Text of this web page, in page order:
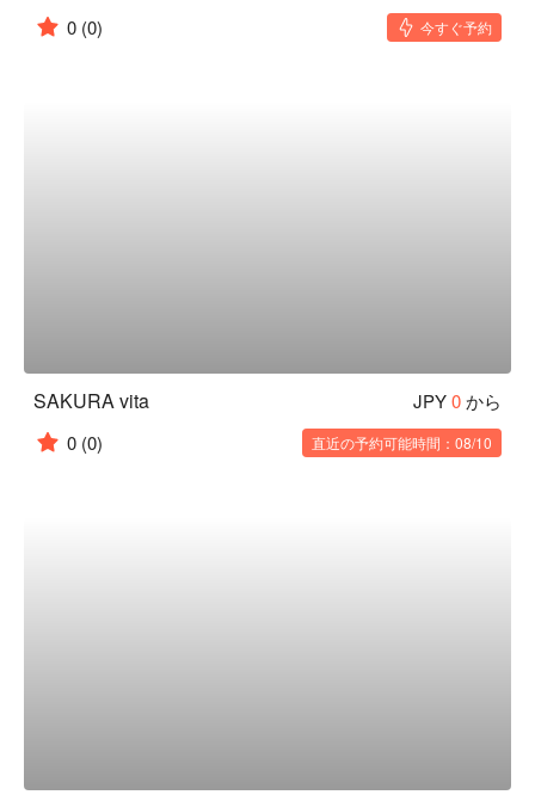
0 (0) 今すぐ予約
SAKURA vita JPY0から
0 (0) 直近の予約可能時間：08/10